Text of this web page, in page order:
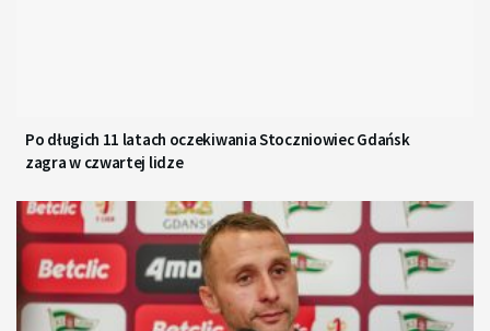
Po długich 11 latach oczekiwania Stoczniowiec Gdańsk
zagra w czwartej lidze